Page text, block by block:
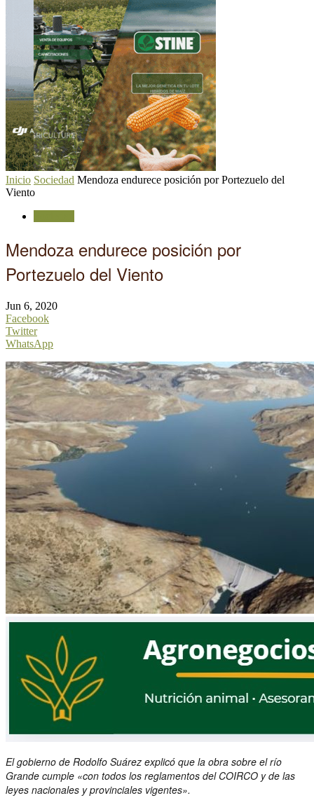
Inicio Sociedad Mendoza endurece posición por Portezuelo del
Viento
Mendoza endurece posición por
Portezuelo del Viento
Jun 6, 2020
Facebook
Twitter
WhatsApp
El gobierno de Rodolfo Suárez explicó que la obra sobre el río
Grande cumple «con todos los reglamentos del COIRCO y de las
leyes nacionales y provinciales vigentes».